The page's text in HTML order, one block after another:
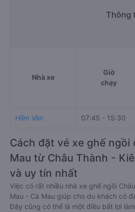
Thông
Nhà xe
Giờ
chạy
Hiền Vân 07:45 - 15:30
Cách đặt vé xe ghế ngồi
Mau từ Châu Thành -
và uy tín nhất
Việc có rất nhiều nhà xe ghế ngồi
Mau - Cà Mau giúp cho du khách có
Đây cũng có thể là một điều bất lợi